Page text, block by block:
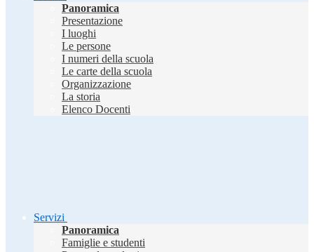
Panoramica
Presentazione
I luoghi
Le persone
I numeri della scuola
Le carte della scuola
Organizzazione
La storia
Elenco Docenti
Servizi
Panoramica
Famiglie e studenti